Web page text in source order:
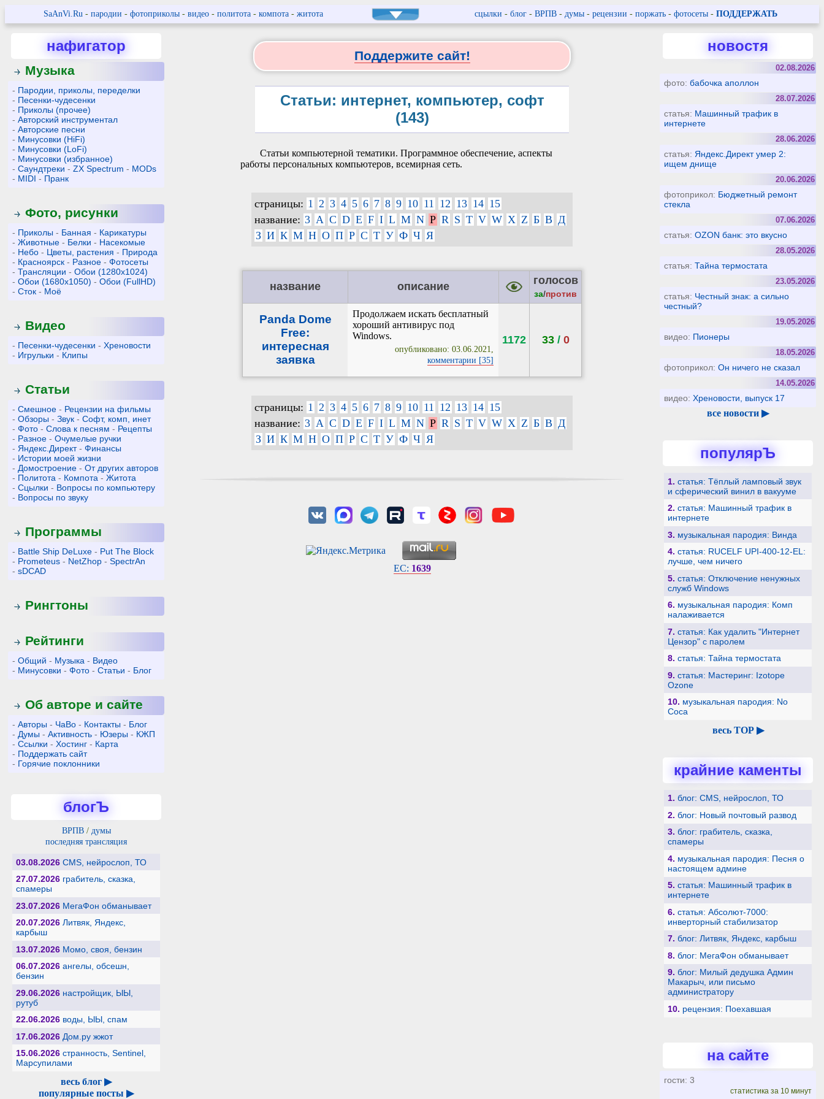
SaAnVi.Ru- пародии - фотоприколы- видео- политота- компота- житота сцылки - блог- ВРПВ- думы- рецензии - поржать- фотосеты - ПОДДЕРЖАТЬ
нафигатор
Музыка
- Пародии, приколы, переделки
- Песенки-чудесенки
- Приколы (прочее)
-Авторский инструментал
-Авторские песни
- Минусовки (HiFi)
- Минусовки (LoFi)
- Минусовки (избранное)
-Саундтреки -ZX Spectrum - MODs
- MIDI - Пранк
Фото, рисунки
- Приколы - Банная - Карикатуры
-Животные - Белки - Насекомые
- Небо - Цветы, растения - Природа
- Красноярск - Разное -Фотосеты
-Трансляции -Обои (1280x1024)
-Обои (1680x1050) -Обои (FullHD)
-Сток - Моё
Видео
- Песенки-чудесенки -Хреновости
- Игрульки - Клипы
Статьи
-Смешное - Рецензии на фильмы
-Обзоры -Звук -Софт, комп, инет
-Фото -Слова к песням - Рецепты
- Разное -Очумелые ручки
- Яндекс.Директ-Финансы
- Истории моей жизни
- Домостроение -От других авторов
- Политота - Компота -Житота
-Сцылки - Вопросы по компьютеру
- Вопросы по звуку
Программы
- Battle Ship DeLuxe - Put The Block
- Prometeus - NetZhop -SpectrAn
-sDCAD
Рингтоны
Рейтинги
-Общий - Музыка - Видео
- Минусовки -Фото -Статьи - Блог
Об авторе и сайте
-Авторы - ЧаВо - Контакты - Блог
- Думы -Активность - Юзеры - КЖП
-Ссылки -Хостинг - Карта
- Поддержать сайт
- Горячие поклонники
блогЪ
ВРПВ/ думы
последняя трансляция
03.08.2026 CMS, нейрослоп, ТО
27.07.2026 грабитель, сказка,
спамеры
23.07.2026 МегаФон обманывает
20.07.2026 Литвяк, Яндекс,
карбыш
13.07.2026 Момо, своя, бензин
06.07.2026 ангелы, обсешн,
бензин
29.06.2026 настройщик, ЫЫ,
рутуб
22.06.2026 воды, ЫЫ, спам
17.06.2026 Дом.ру жжот
15.06.2026 странность, Sentinel,
Марсупилами
весь блог ▶
популярные посты ▶
Поддержите сайт!
Статьи: интернет, компьютер, софт
(143)
Статьи компьютерной тематики. Программное обеспечение, аспекты
работы персональных компьютеров, всемирная сеть.
страницы: 1 2 3 4 5 6 7 8 9 10 11 12 13 14 15
название: 3 A C D E F I L M N P R S T V W X Z Б В Д
З И К М Н О П Р С Т У Ф Ч Я
название описание голосов
за/против
Panda Dome
Free:
интересная
заявка
Продолжаем искать бесплатный
хороший антивирус под
Windows.
опубликовано: 03.06.2021,
комментарии [35]
1172 33/ 0
страницы: 1 2 3 4 5 6 7 8 9 10 11 12 13 14 15
название: 3 A C D E F I L M N P R S T V W X Z Б В Д
З И К М Н О П Р С Т У Ф Ч Я
EC: 1639
новостя
02.08.2026
фото:бабочка аполлон
28.07.2026
статья: Машинный трафик в
интернете
28.06.2026
статья: Яндекс.Директ умер 2:
ищем днище
20.06.2026
фотоприкол: Бюджетный ремонт
стекла
07.06.2026
статья:OZON банк: это вкусно
28.05.2026
статья:Тайна термостата
23.05.2026
статья: Честный знак: а сильно
честный?
19.05.2026
видео: Пионеры
18.05.2026
фотоприкол:Он ничего не сказал
14.05.2026
видео:Хреновости, выпуск 17
все новости ▶
популярЪ
1. статья: Тёплый ламповый звук
и сферический винил в вакууме
2. статья: Машинный трафик в
интернете
3. музыкальная пародия: Винда
4. статья: RUCELF UPI-400-12-EL:
лучше, чем ничего
5. статья: Отключение ненужных
служб Windows
6. музыкальная пародия: Комп
налаживается
7. статья: Как удалить "Интернет
Цензор" с паролем
8. статья: Тайна термостата
9. статья: Мастеринг: Izotope
Ozone
10. музыкальная пародия: No
Coca
весь TOP ▶
крайние каменты
1. блог: CMS, нейрослоп, ТО
2. блог: Новый почтовый развод
3. блог: грабитель, сказка,
спамеры
4. музыкальная пародия: Песня о
настоящем админе
5. статья: Машинный трафик в
интернете
6. статья: Абсолют-7000:
инверторный стабилизатор
7. блог: Литвяк, Яндекс, карбыш
8. блог: МегаФон обманывает
9. блог: Милый дедушка Админ
Макарыч, или письмо
администратору
10. рецензия: Поехавшая
на сайте
гости: 3
статистика за 10 минут